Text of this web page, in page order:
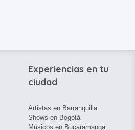
Experiencias en tu
ciudad
Artistas en Barranquilla
Shows en Bogotá
Músicos en Bucaramanga